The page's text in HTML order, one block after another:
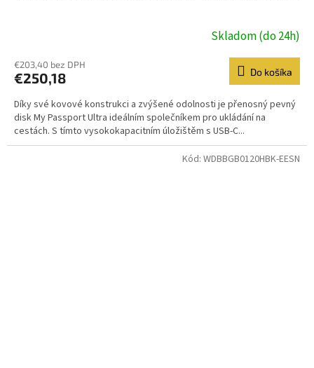
Skladom (do 24h)
€203,40 bez DPH
€250,18 Do košíka
Díky své kovové konstrukci a zvýšené odolnosti je přenosný pevný
disk My Passport Ultra ideálním společníkem pro ukládání na
cestách. S tímto vysokokapacitním úložištěm s USB-C...
Kód: WDBBGB0120HBK-EESN